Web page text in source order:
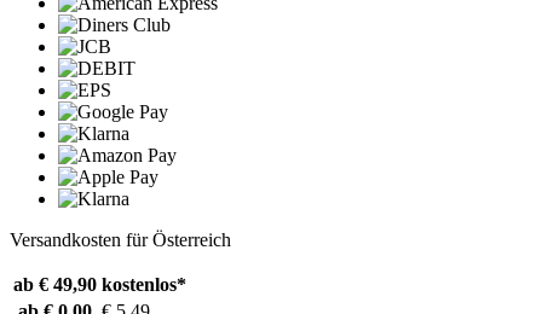
Versandkosten für Österreich
ab € 49,90 kostenlos*